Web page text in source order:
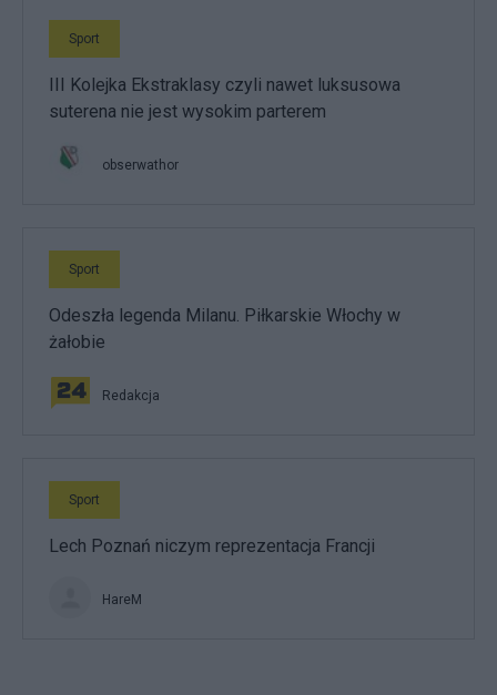
Sport
III Kolejka Ekstraklasy czyli nawet luksusowa
suterena nie jest wysokim parterem
obserwathor
Sport
Odeszła legenda Milanu. Piłkarskie Włochy w
żałobie
Redakcja
Sport
Lech Poznań niczym reprezentacja Francji
HareM